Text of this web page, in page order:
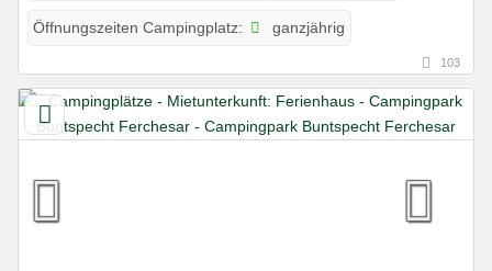
Öffnungszeiten Campingplatz: ganzjährig
103